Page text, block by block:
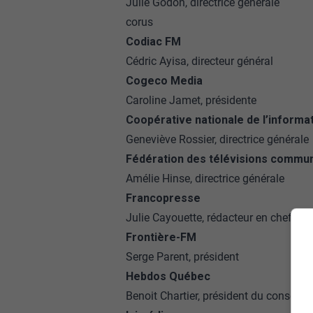
corus
Codiac FM
Cédric Ayisa, directeur général
Cogeco Media
Caroline Jamet, présidente
Coopérative nationale de
Geneviève Rossier, directrice générale
Fédération des télévisions
Amélie Hinse, directrice générale
Francopresse
Julie Cayouette, rédacteur en chef
Frontière-FM
Serge Parent, président
Hebdos Québec
Benoit Chartier, président du conseil